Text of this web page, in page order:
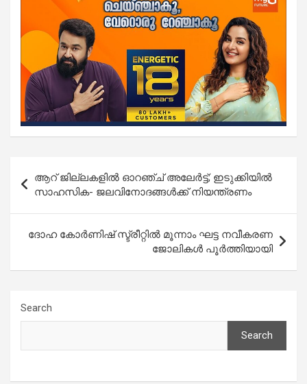
navigation
ആറ് ജില്ലകളിൽ ഓറഞ്ച് അലേർട്ട്; ഇടുക്കിയിൽ
സാഹസിക- ജലവിനോദങ്ങൾക്ക് നിയന്ത്രണം
ദോഹ കോർണിഷ് സ്ട്രീറ്റിൽ മൂന്നാം ഘട്ട നവീകരണ
ജോലികൾ പൂർത്തിയായി
Search
Search